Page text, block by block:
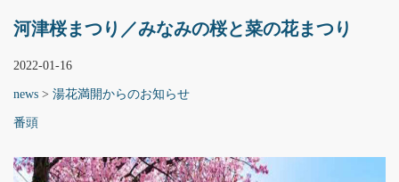
ENGLISH
河津桜まつり／みなみの桜と菜の花まつり
2022-01-16
news > 湯花満開からのお知らせ
番頭